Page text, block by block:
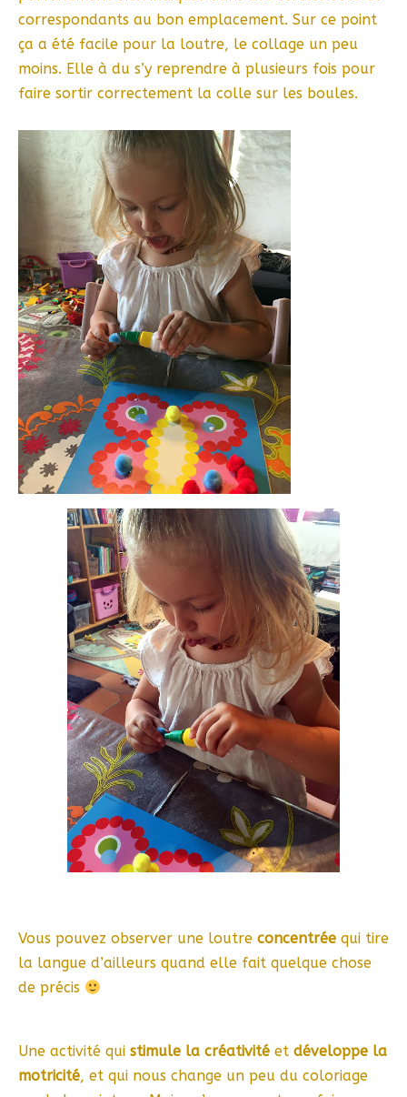
correspondants au bon emplacement. Sur ce point
ça a été facile pour la loutre, le collage un peu
moins. Elle à du s’y reprendre à plusieurs fois pour
faire sortir correctement la colle sur les boules.
Vous pouvez observer une loutre concentrée qui tire
la langue d’ailleurs quand elle fait quelque chose
de précis
Une activité qui stimule la créativité et développe la
motricité, et qui nous change un peu du coloriage